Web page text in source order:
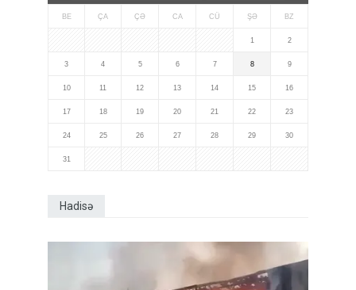
BE ÇA ÇƏ CA CÜ ŞƏ BZ
1 2
3 4 5 6 7 8 9
10 11 12 13 14 15 16
17 18 19 20 21 22 23
24 25 26 27 28 29 30
31
Hadisə